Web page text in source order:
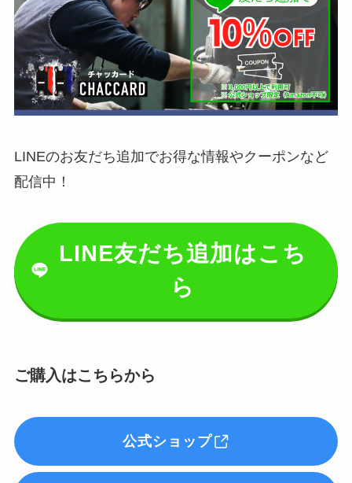
LINEのお友だち追加でお得な情報やクーポンなど
配信中！
LINE友だち追加はこち
ら
ご購入はこちらから
公式ショップ